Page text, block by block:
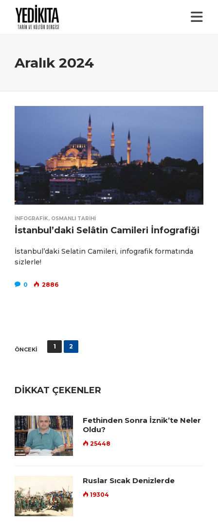
Aralık 2024
İNFOGRAFIK, OSMANLI TARIHI
İstanbul’daki Selâtin Camileri İnfografiği
İstanbul’daki Selatin Camileri, infografik formatında
sizlerle!
0 2886
Yazı
ÖNCEKI 1 2
DİKKAT ÇEKENLER
Fethinden Sonra İznik’te Neler
Oldu?
25448
Ruslar Sıcak Denizlerde
19304